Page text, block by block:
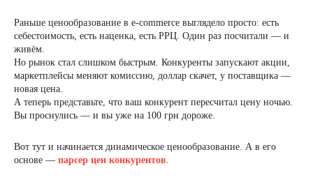
Раньше ценообразование в e-commerce выглядело просто: есть
себестоимость, есть наценка, есть РРЦ. Один раз посчитали — и
живём.
Но рынок стал слишком быстрым. Конкуренты запускают акции,
маркетплейсы меняют комиссию, доллар скачет, у поставщика —
новая цена.
А теперь представьте, что ваш конкурент пересчитал цену ночью.
Вы проснулись — и вы уже на 100 грн дороже.
Вот тут и начинается динамическое ценообразование. А в его
основе — парсер цен конкурентов.